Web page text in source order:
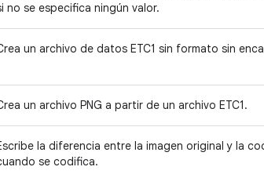
no se especifica ningún valor.
un archivo de datos ETC1 sin formato sin
un archivo PNG a partir de un archivo ETC1.
la diferencia entre la imagen original y la
se codifica.